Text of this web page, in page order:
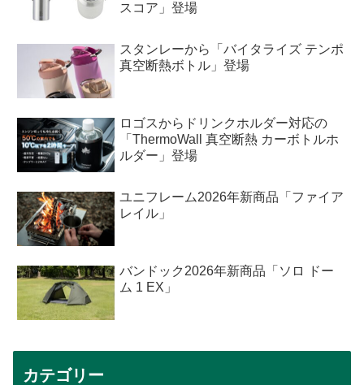
スコア」登場
スタンレーから「バイタライズ テンポ
真空断熱ボトル」登場
ロゴスからドリンクホルダー対応の
「ThermoWall 真空断熱 カーボトルホ
ルダー」登場
ユニフレーム2026年新商品「ファイア
レイル」
バンドック2026年新商品「ソロ ドー
ム 1 EX」
カテゴリー